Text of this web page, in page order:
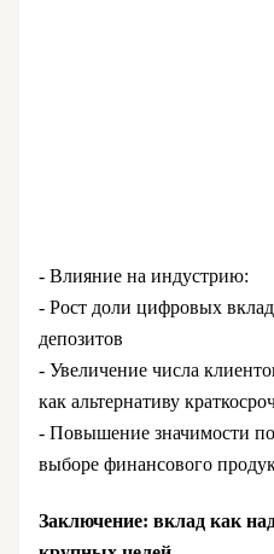
- Влияние на индустрию:
- Рост доли цифровых
депозитов
- Увеличение числа
как альтернативу
- Повышение значимости
выборе финансового
Заключение: вклад как